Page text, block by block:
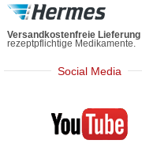
Versandkostenfreie Lieferung
rezeptpflichtige Medikamente.
Social Media
Mediherz